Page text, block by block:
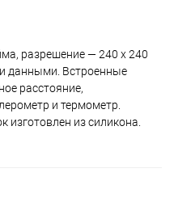
разрешение — 240 х 240
данными. Встроенные
расстояние,
и термометр.
из силикона.